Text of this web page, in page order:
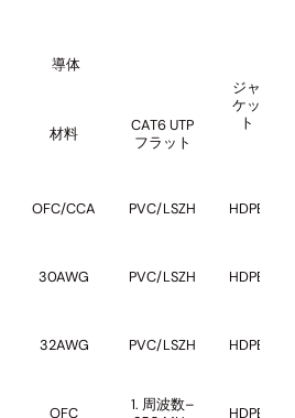
導体
ジャ
ケッ
ト
材料
CAT6 UTP
フラット
OFC/CCA PVC/LSZH HDPE
30AWG PVC/LSZH HDPE
32AWG PVC/LSZH HDPE
OFC
1. 周波数–
HDPE